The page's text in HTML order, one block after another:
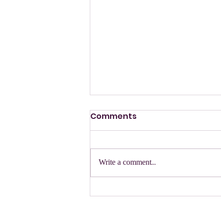
הזמנה
Comments
Write a comment...